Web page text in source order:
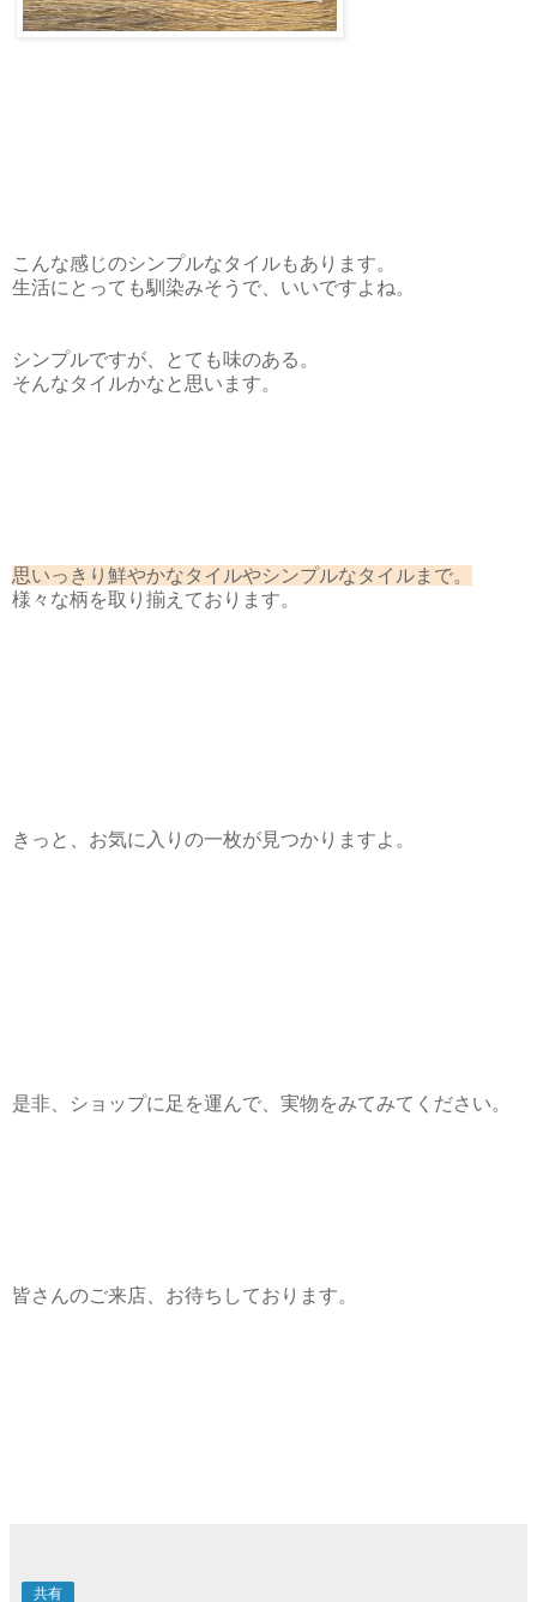
こんな感じのシンプルなタイルもあります。
生活にとっても馴染みそうで、いいですよね。
シンプルですが、とても味のある。
そんなタイルかなと思います。
思いっきり鮮やかなタイルやシンプルなタイルまで。
様々な柄を取り揃えております。
きっと、お気に入りの一枚が見つかりますよ。
是非、ショップに足を運んで、実物をみてみてください。
皆さんのご来店、お待ちしております。
共有